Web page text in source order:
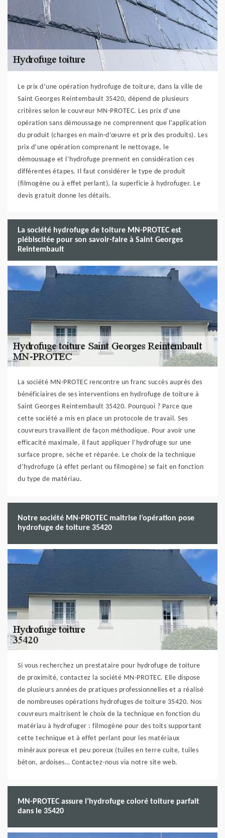
Le prix d’une opération hydrofuge de toiture, dans la ville de
Saint Georges Reintembault 35420, dépend de plusieurs
critères selon le couvreur MN-PROTEC. Les prix d’une
opération sans démoussage ne comprennent que l’application
du produit (charges en main-d’œuvre et prix des produits). Les
prix d’une opération comprenant le nettoyage, le
démoussage et l’hydrofuge prennent en considération ces
différentes étapes. Il faut considérer le type de produit
(filmogène ou à effet perlant), la superficie à hydrofuger. Le
devis gratuit donne les détails.
La société hydrofuge de toiture MN-PROTEC est
plébiscitée pour son savoir-faire à Saint Georges
Reintembault
La société MN-PROTEC rencontre un franc succès auprès des
bénéficiaires de ses interventions en hydrofuge de toiture à
Saint Georges Reintembault 35420. Pourquoi ? Parce que
cette société a mis en place un protocole de travail. Ses
couvreurs travaillent de façon méthodique. Pour avoir une
efficacité maximale, il faut appliquer l’hydrofuge sur une
surface propre, sèche et réparée. Le choix de la technique
d’hydrofuge (à effet perlant ou filmogène) se fait en fonction
du type de matériau.
Notre société MN-PROTEC maitrise l’opération pose
hydrofuge de toiture 35420
Si vous recherchez un prestataire pour hydrofuge de toiture
de proximité, contactez la société MN-PROTEC. Elle dispose
de plusieurs années de pratiques professionnelles et a réalisé
de nombreuses opérations hydrofuges de toiture 35420. Nos
couvreurs maitrisent le choix de la technique en fonction du
matériau à hydrofuger : filmogène pour des toits supportant
cette technique et à effet perlant pour les matériaux
minéraux poreux et peu poreux (tuiles en terre cuite, tuiles
béton, ardoises… Contactez-nous via notre site web.
MN-PROTEC assure l’hydrofuge coloré toiture parfait
dans le 35420